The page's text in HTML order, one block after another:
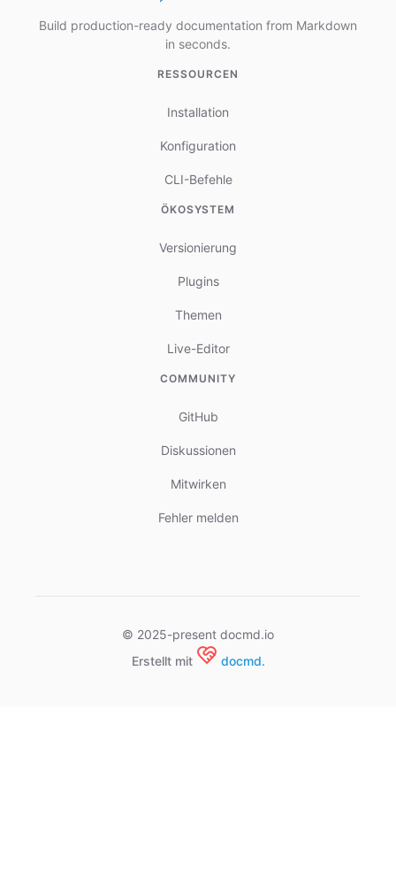
Build production-ready documentation from Markdown
in seconds.
RESSOURCEN
Installation
Konfiguration
CLI-Befehle
ÖKOSYSTEM
Versionierung
Plugins
Themen
Live-Editor
COMMUNITY
GitHub
Diskussionen
Mitwirken
Fehler melden
© 2025-present docmd.io
Erstellt mit
docmd.